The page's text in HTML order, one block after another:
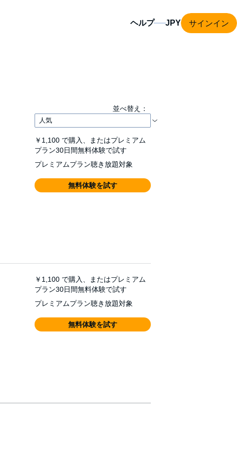
ヘルプ サインイン
並べ替え：
￥1,100 で購入、またはプレミアム
プラン30日間無料体験で試す
プレミアムプラン聴き放題対象
無料体験を試す
￥1,100 で購入、またはプレミアム
プラン30日間無料体験で試す
プレミアムプラン聴き放題対象
無料体験を試す